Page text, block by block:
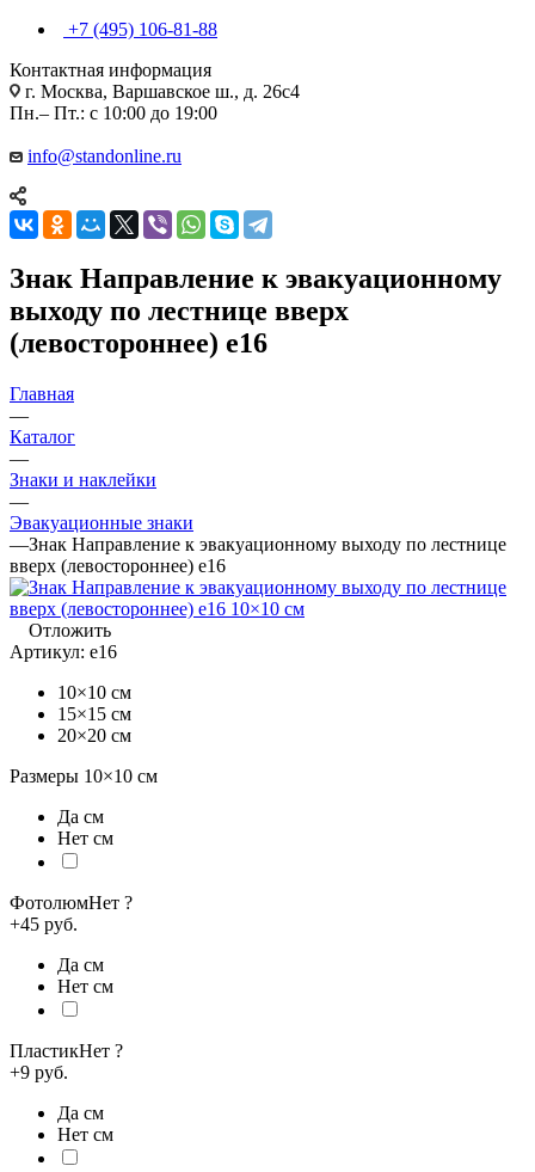
+7 (495) 106-81-88
Контактная информация
г. Москва, Варшавское ш., д. 26с4
Пн.– Пт.: с 10:00 до 19:00
info@standonline.ru
Знак Направление к эвакуационному
выходу по лестнице вверх
(левостороннее) e16
Главная
—
Каталог
—
Знаки и наклейки
—
Эвакуационные знаки
—Знак Направление к эвакуационному выходу по лестнице
вверх (левостороннее) e16
Отложить
Артикул: e16
10×10 см
15×15 см
20×20 см
Размеры 10×10 см
Да см
Нет см
ФотолюмНет ?
+45 руб.
Да см
Нет см
ПластикНет ?
+9 руб.
Да см
Нет см